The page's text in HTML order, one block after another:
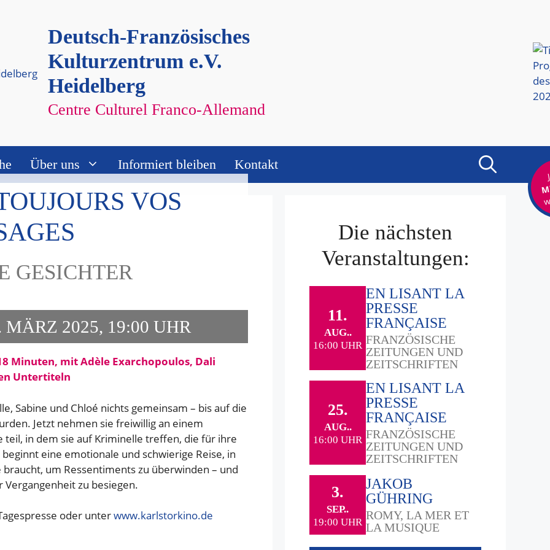
Deutsch-Französisches
Kulturzentrum e.V.
Heidelberg
Centre Culturel Franco-Allemand
Über uns Informiert bleiben Kontakt
VOS
GESICHTER
MÄRZ 2025, 19:00 UHR
Minuten, mit Adèle Exarchopoulos, Dali
Untertiteln
Sabine und Chloé nichts gemeinsam – bis auf die
Jetzt nehmen sie freiwillig an einem
in dem sie auf Kriminelle treffen, die für ihre
eine emotionale und schwierige Reise, in
um Ressentiments zu überwinden – und
zu besiegen.
oder unterwww.karlstorkino.de
Die nächsten
Veranstaltungen:
11.
AUG..
16:00 UHR
EN LISANT LA
PRESSE
FRANÇAISE
FRANZÖSISCHE
ZEITUNGEN UND
ZEITSCHRIFTEN
25.
AUG..
16:00 UHR
EN LISANT LA
PRESSE
FRANÇAISE
FRANZÖSISCHE
ZEITUNGEN UND
ZEITSCHRIFTEN
3.
SEP..
19:00 UHR
JAKOB
GÜHRING
ROMY, LA MER ET
LA MUSIQUE